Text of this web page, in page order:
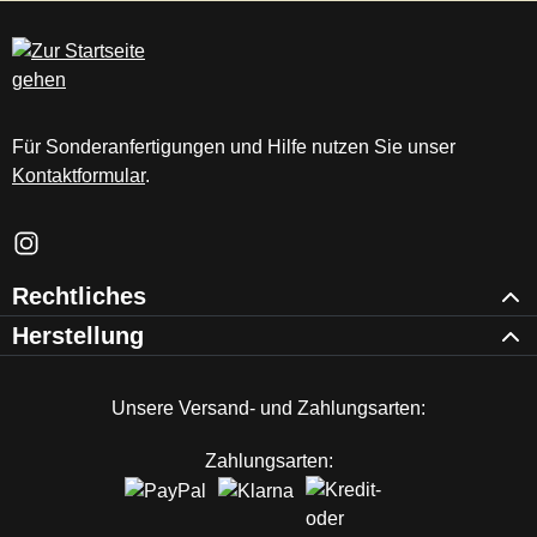
Für Sonderanfertigungen und Hilfe nutzen Sie unser
Kontaktformular.
Schau auf Instagram vorbei – öffnet in neuem Tab (externer
Rechtliches
Herstellung
Unsere Versand- und Zahlungsarten:
Zahlungsarten: